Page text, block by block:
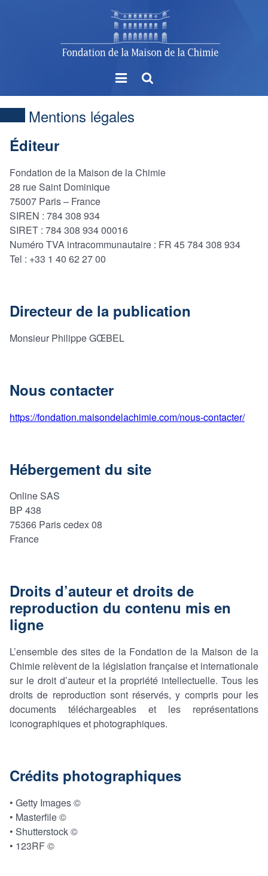
MenuRechercher
Mentions légales
Éditeur
Fondation de la Maison de la Chimie
28 rue Saint Dominique
75007 Paris – France
SIREN : 784 308 934
SIRET : 784 308 934 00016
Numéro TVA intracommunautaire : FR 45 784 308 934
Tel : +33 1 40 62 27 00
Directeur de la publication
Monsieur Philippe GŒBEL
Nous contacter
https://fondation.maisondelachimie.com/nous-contacter/
Hébergement du site
Online SAS
BP 438
75366 Paris cedex 08
France
Droits d’auteur et droits de
reproduction du contenu mis en
ligne
L’ensemble des sites de la Fondation de la Maison de la
Chimie relèvent de la législation française et internationale
sur le droit d’auteur et la propriété intellectuelle. Tous les
droits de reproduction sont réservés, y compris pour les
documents téléchargeables et les représentations
iconographiques et photographiques.
Crédits photographiques
• Getty Images ©
• Masterfile ©
• Shutterstock ©
• 123RF ©